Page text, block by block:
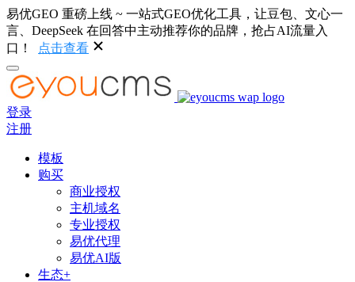
易优GEO 重磅上线 ~ 一站式GEO优化工具，让豆包、文心一
言、DeepSeek 在回答中主动推荐你的品牌，抢占AI流量入
口！
点击查看
登录
注册
模板
购买
商业授权
主机域名
专业授权
易优代理
易优AI版
生态+